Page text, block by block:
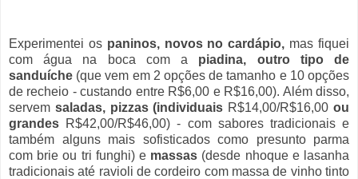
Experimentei ospaninos, novos no cardápio, mas fiquei
com água na boca com a piadina, outro tipo de
sanduíche (que vem em 2 opções de tamanho e 10 opções
de recheio - custando entre R$6,00 e R$16,00). Além disso,
servem saladas, pizzas (individuais R$14,00/R$16,00ou
grandes R$42,00/R$46,00) - com sabores tradicionais e
também alguns mais sofisticados como presunto parma
com brie ou tri funghi) e massas (desde nhoque e lasanha
tradicionais até ravioli de cordeiro com massa de vinho tinto